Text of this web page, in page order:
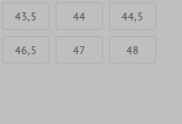
43,5 44 44,5
46,5 47 48